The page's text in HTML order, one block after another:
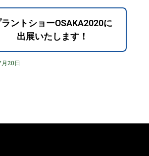
ントショーOSAKA2020に
出展いたします！
20日